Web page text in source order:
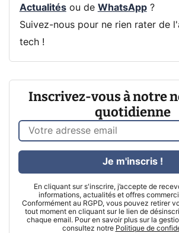
Actualitésou de WhatsApp?
Suivez-nous pour ne rien rater de
tech !
Inscrivez-vous à notre
quotidienne
En cliquant sur s'inscrire, j’accepte de
informations, actualités et offres
Conformément au RGPD, vous pouvez retirer
tout moment en cliquant sur le lien de
chaque email. Pour en savoir plus sur la
consultez notre Politique de
Je m'inscris !